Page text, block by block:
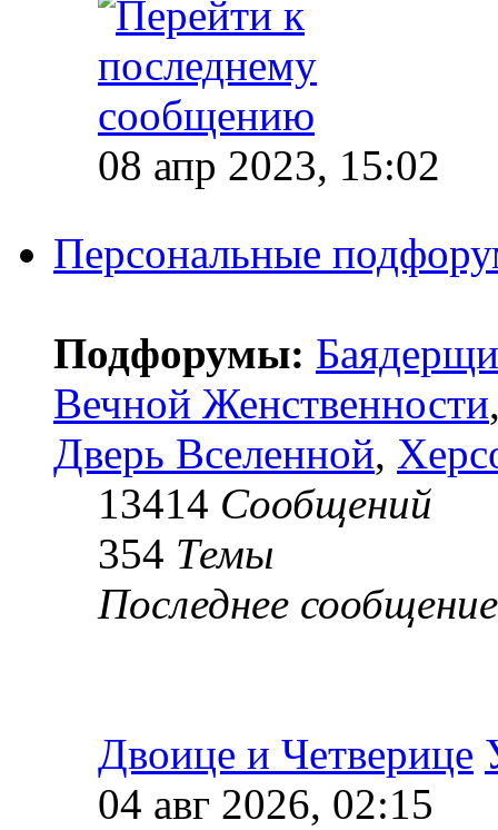
08 апр 2023, 15:02
Персональные
Подфорумы:
Вечной Женственности
Дверь Вселенной,
13414 Сообщений
354 Темы
Последнее сообщение
Двоице и Четверице
04 авг 2026, 02:15